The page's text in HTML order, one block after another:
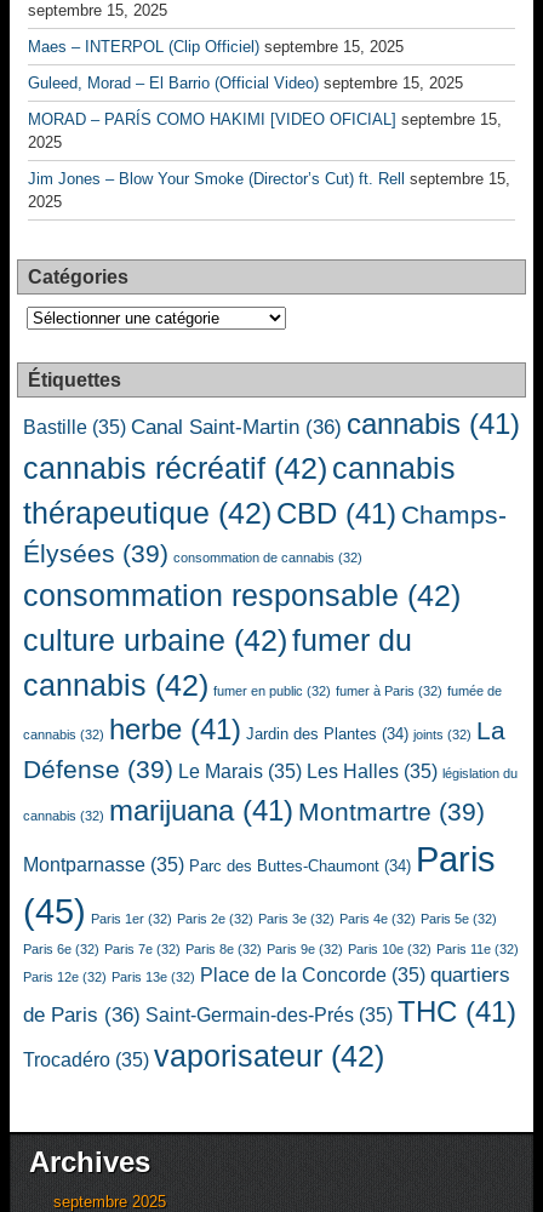
septembre 15, 2025
Maes – INTERPOL (Clip Officiel) septembre 15, 2025
Guleed, Morad – El Barrio (Official Video) septembre 15, 2025
MORAD – PARÍS COMO HAKIMI [VIDEO OFICIAL] septembre 15,
2025
Jim Jones – Blow Your Smoke (Director’s Cut) ft. Rell
septembre 15,
2025
Catégories
Catégories
Étiquettes
Bastille (35) Canal Saint-Martin (36) cannabis (41)
cannabis récréatif (42) cannabis
thérapeutique (42) CBD (41) Champs-
Élysées (39) consommation de cannabis (32)
consommation responsable (42)
culture urbaine (42)fumer du
cannabis (42) fumer en public (32) fumer à Paris (32) fumée de
cannabis (32) herbe (41) Jardin des Plantes (34) joints (32) La
Défense (39) Le Marais (35) Les Halles (35) législation du
cannabis (32) marijuana(41) Montmartre (39)
Montparnasse (35) Parc des Buttes-Chaumont (34) Paris
(45) Paris 1er (32) Paris 2e (32) Paris 3e (32) Paris 4e (32) Paris 5e (32)
Paris 6e (32) Paris 7e (32) Paris 8e (32) Paris 9e (32) Paris 10e (32) Paris 11e (32)
Paris 12e (32) Paris 13e (32) Place de la Concorde (35) quartiers
de Paris (36) Saint-Germain-des-Prés (35) THC (41)
Trocadéro (35) vaporisateur (42)
Archives
septembre 2025